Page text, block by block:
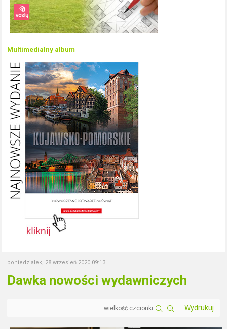
Multimedialny album
poniedziałek, 28 wrzesień 2020 09:13
Dawka nowości wydawniczych
wielkość czcionki Wydrukuj